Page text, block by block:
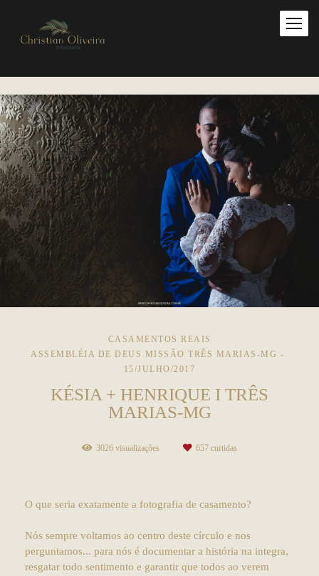
CASAMENTOS REAIS
ASSEMBLÉIA DE DEUS MISSÃO TRÊS MARIAS-MG
15/JULHO/2017
KÉSIA + HENRIQUE I TRÊS
MARIAS-MG
3026 visualizações 657 curtidas
O que seria exatamente a fotografia de casamento?
Nós sempre voltamos ao centro deste círculo e nos
perguntamos... para nós é documentar a história na integra,
resgatar todo sentimento e garantir que todos ao verem